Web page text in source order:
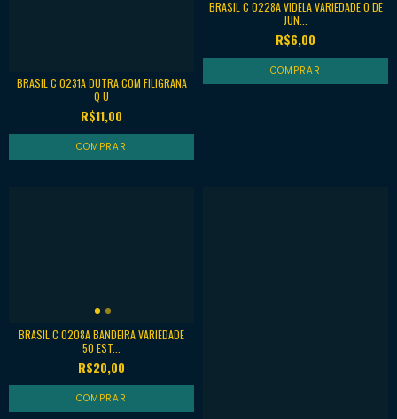
BRASIL C 0231A DUTRA COM FILIGRANA
Q U
R$11,00
BRASIL C 0228A VIDELA VARIEDADE O DE
JUN...
R$6,00
BRASIL C 0208A BANDEIRA VARIEDADE
50 EST...
R$20,00